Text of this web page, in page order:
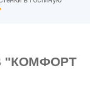
"КОМФОРТ